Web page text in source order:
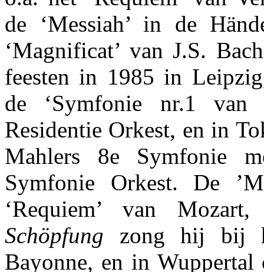
de ‘Messiah’ in de
‘Magnificat’ van J.S.
feesten in 1985 in
de ‘Symfonie nr.1
Residentie Orkest, en in
Mahlers 8e Symfonie
Symfonie Orkest. De
‘Requiem’ van
Schöpfung zong hij bij
Bayonne, en in